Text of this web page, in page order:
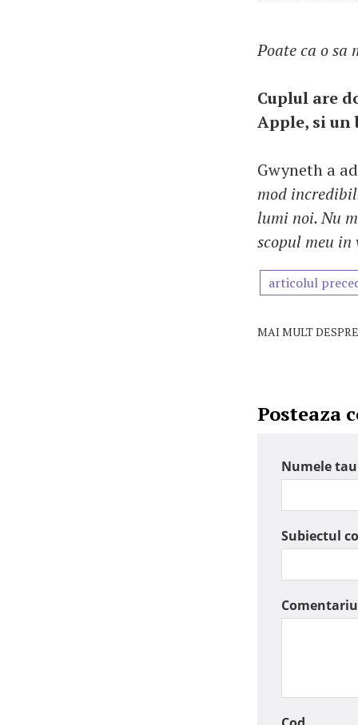
Poate ca o sa
Cuplul are
Apple, si un
Gwyneth a
mod
lumi noi. Nu
scopul meu in
articolul
MAI MULT
Posteaza
Numele tau
Subiectul